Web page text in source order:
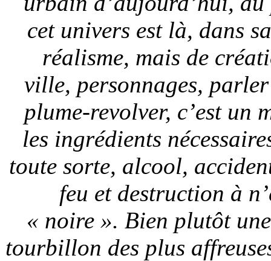
cet univers est là, dans
réalisme, mais de
ville, personnages,
plume-revolver, c’est un
les ingrédients
toute sorte, alcool,
feu et destruction à
« noire ». Bien plutôt
tourbillon des plus